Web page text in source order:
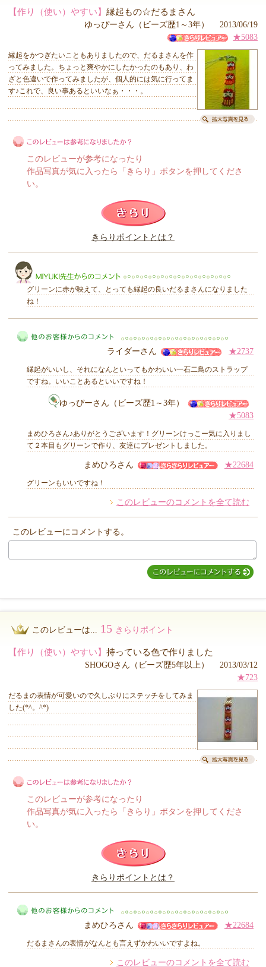
【作り（使い）やすい】 縁起もの☆だるまさん
ゆっぴーさん（ビーズ歴1～3年） 2013/06/19
★5083
縁起をかつぎたいこともありましたので、だるまさんを作
ってみました。ちょっと爽やかにしたかったのもあり、わ
ざと色違いで作ってみましたが、個人的には気に行ってま
す♪これで、良い事あるといいなぁ・・・。
このレビューは参考になりましたか？
このレビューが参考になったり
作品写真が気に入ったら「きらり」ボタンを押してくださ
い。
きらりポイントとは？
MIYUKI先生からのコメント
グリーンに赤が映えて、とっても縁起の良いだるまさんになりました
ね！
ライダーさん ★2737
縁起がいいし、それになんといってもかわいい一石二鳥のストラップ
ですね。いいことあるといいですね！
ゆっぴーさん（ビーズ歴1～3年）
★5083
まめひろさん♪ありがとうございます！グリーンけっこー気に入りまし
て２本目もグリーンで作り、友達にプレゼントしました。
まめひろさん ★22684
グリーンもいいですね！
このレビューのコメントを全て読む
このレビューにコメントする。
このレビューは... 15 きらりポイント
【作り（使い）やすい】 持っている色で作りました
SHOGOさん（ビーズ歴5年以上） 2013/03/12
★723
だるまの表情が可愛いので久しぶりにステッチをしてみま
した(*^。^*)
このレビューは参考になりましたか？
このレビューが参考になったり
作品写真が気に入ったら「きらり」ボタンを押してくださ
い。
きらりポイントとは？
まめひろさん ★22684
だるまさんの表情がなんとも言えずかわいいですよね。
このレビューのコメントを全て読む